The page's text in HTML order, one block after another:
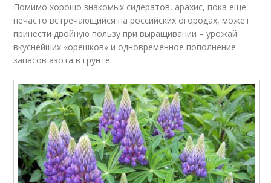
Помимо хорошо знакомых сидератов, арахис, пока еще
нечасто встречающийся на российских огородах, может
принести двойную пользу при выращивании – урожай
вкуснейших «орешков» и одновременное пополнение
запасов азота в грунте.